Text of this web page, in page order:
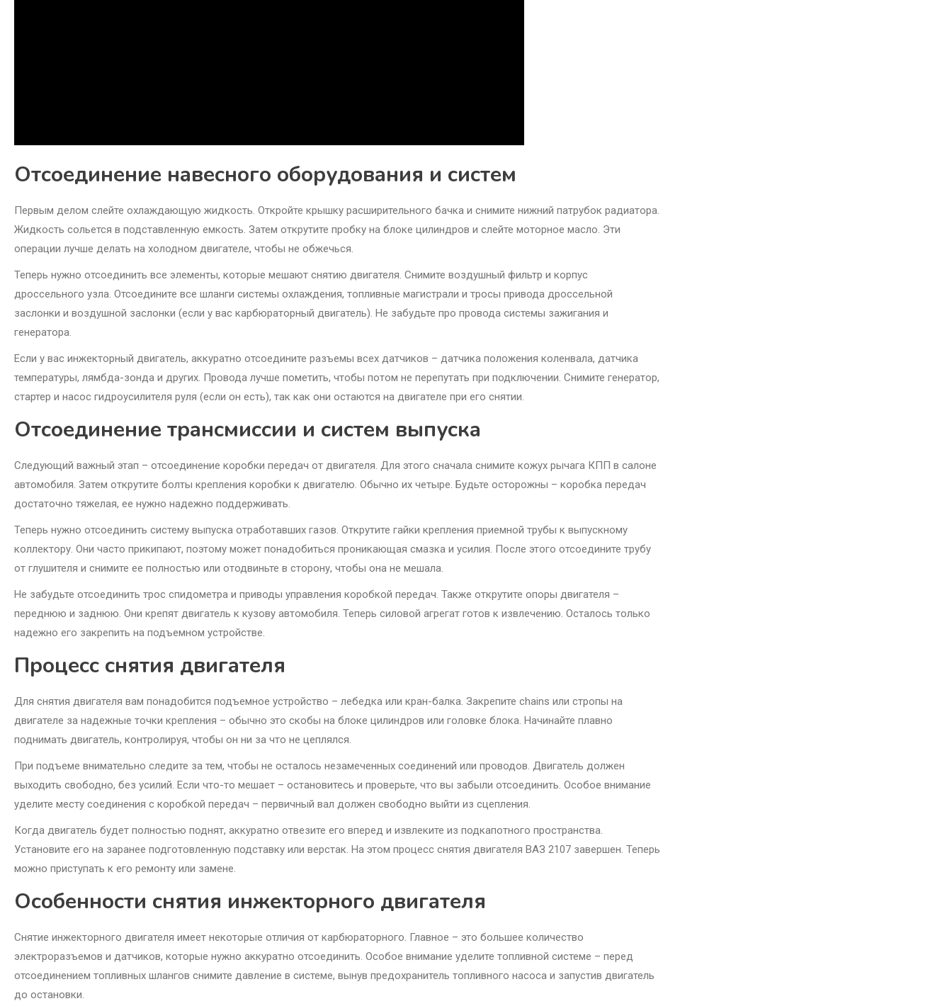
Отсоединение навесного оборудования и систем
Первым делом слейте охлаждающую жидкость. Откройте крышку расширительного бачка и снимите нижний патрубок радиатора.
Жидкость сольется в подставленную емкость. Затем открутите пробку на блоке цилиндров и слейте моторное масло. Эти
операции лучше делать на холодном двигателе, чтобы не обжечься.
Теперь нужно отсоединить все элементы, которые мешают снятию двигателя. Снимите воздушный фильтр и корпус
дроссельного узла. Отсоедините все шланги системы охлаждения, топливные магистрали и тросы привода дроссельной
заслонки и воздушной заслонки (если у вас карбюраторный двигатель). Не забудьте про провода системы зажигания и
генератора.
Если у вас инжекторный двигатель, аккуратно отсоедините разъемы всех датчиков – датчика положения коленвала, датчика
температуры, лямбда-зонда и других. Провода лучше пометить, чтобы потом не перепутать при подключении. Снимите генератор,
стартер и насос гидроусилителя руля (если он есть), так как они остаются на двигателе при его снятии.
Отсоединение трансмиссии и систем выпуска
Следующий важный этап – отсоединение коробки передач от двигателя. Для этого сначала снимите кожух рычага КПП в салоне
автомобиля. Затем открутите болты крепления коробки к двигателю. Обычно их четыре. Будьте осторожны – коробка передач
достаточно тяжелая, ее нужно надежно поддерживать.
Теперь нужно отсоединить систему выпуска отработавших газов. Открутите гайки крепления приемной трубы к выпускному
коллектору. Они часто прикипают, поэтому может понадобиться проникающая смазка и усилия. После этого отсоедините трубу
от глушителя и снимите ее полностью или отодвиньте в сторону, чтобы она не мешала.
Не забудьте отсоединить трос спидометра и приводы управления коробкой передач. Также открутите опоры двигателя –
переднюю и заднюю. Они крепят двигатель к кузову автомобиля. Теперь силовой агрегат готов к извлечению. Осталось только
надежно его закрепить на подъемном устройстве.
Процесс снятия двигателя
Для снятия двигателя вам понадобится подъемное устройство – лебедка или кран-балка. Закрепите chains или стропы на
двигателе за надежные точки крепления – обычно это скобы на блоке цилиндров или головке блока. Начинайте плавно
поднимать двигатель, контролируя, чтобы он ни за что не цеплялся.
При подъеме внимательно следите за тем, чтобы не осталось незамеченных соединений или проводов. Двигатель должен
выходить свободно, без усилий. Если что-то мешает – остановитесь и проверьте, что вы забыли отсоединить. Особое внимание
уделите месту соединения с коробкой передач – первичный вал должен свободно выйти из сцепления.
Когда двигатель будет полностью поднят, аккуратно отвезите его вперед и извлеките из подкапотного пространства.
Установите его на заранее подготовленную подставку или верстак. На этом процесс снятия двигателя ВАЗ 2107 завершен. Теперь
можно приступать к его ремонту или замене.
Особенности снятия инжекторного двигателя
Снятие инжекторного двигателя имеет некоторые отличия от карбюраторного. Главное – это большее количество
электроразъемов и датчиков, которые нужно аккуратно отсоединить. Особое внимание уделите топливной системе – перед
отсоединением топливных шлангов снимите давление в системе, вынув предохранитель топливного насоса и запустив двигатель
до остановки.